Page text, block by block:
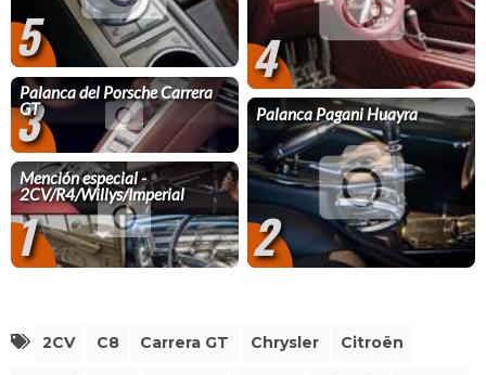
5
3
Palanca del Porsche Carrera
GT
1
Mención especial -
2CV/R4/Willys/Imperial
4
2
Palanca Pagani Huayra
2CV C8 Carrera GT Chrysler Citroën